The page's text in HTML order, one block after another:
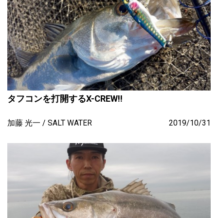
タフコンを打開するX-CREW!!
加藤 光一 SALT WATER 2019/10/31